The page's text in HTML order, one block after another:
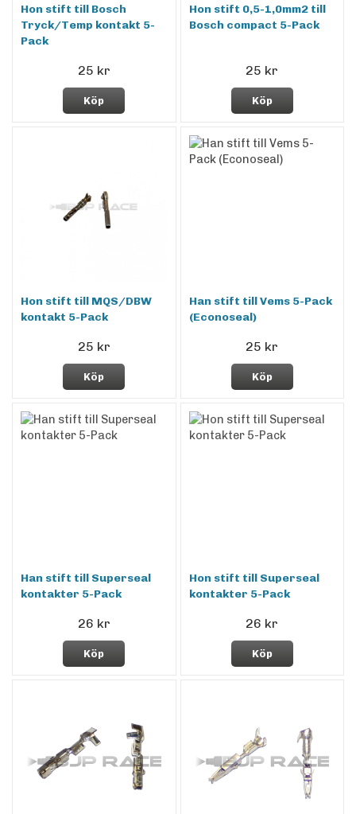
Hon stift till Bosch
Tryck/Temp kontakt 5-
Pack
25 kr
Köp
Hon stift 0,5-1,0mm2 till
Bosch compact 5-Pack
25 kr
Köp
Hon stift till MQS/DBW
kontakt 5-Pack
25 kr
Köp
Han stift till Vems 5-Pack
(Econoseal)
25 kr
Köp
Han stift till Superseal
kontakter 5-Pack
26 kr
Köp
Hon stift till Superseal
kontakter 5-Pack
26 kr
Köp